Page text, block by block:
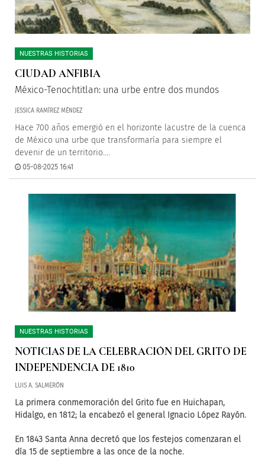
NUESTRAS HISTORIAS
CIUDAD ANFIBIA
México-Tenochtitlan: una urbe entre dos mundos
JESSICA RAMÍREZ MÉNDEZ
Hace 700 años emergió en el horizonte lacustre de la cuenca
de México una urbe que transformaría para siempre el
devenir de un territorio....
05-08-2025 16:41
NUESTRAS HISTORIAS
NOTICIAS DE LA CELEBRACIÓN DEL GRITO DE
INDEPENDENCIA DE 1810
LUIS A. SALMERÓN
La primera conmemoración del Grito fue en Huichapan,
Hidalgo, en 1812; la encabezó el general Ignacio López Rayón.
En 1843 Santa Anna decretó que los festejos comenzaran el
día 15 de septiembre a las once de la noche.